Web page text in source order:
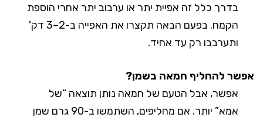
בדרך כלל זה אפיית יתר או ערבוב יתר אחרי הוספת
הקמח. בפעם הבאה תקצרו את האפייה ב-2–3 דק'
ותערבבו רק עד אחיד.
אפשר להחליף חמאה בשמן?
אפשר, אבל הטעם של חמאה נותן תוצאה “של
אמא” יותר. אם מחליפים, השתמשו ב-90 גרם שמן